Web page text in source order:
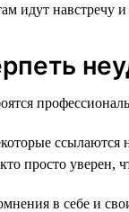
идут навстречу и
просто уверен,
в себе и